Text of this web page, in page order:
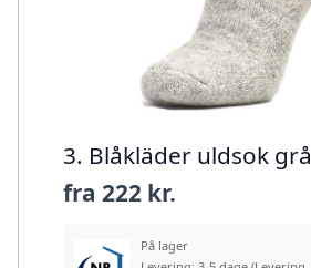
3. Blåkläder uldsok grå
fra 222 kr.
På lager